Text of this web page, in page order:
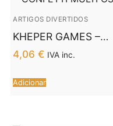
ARTIGOS DIVERTIDOS
KHEPER GAMES –
IMPERTINENTE
CONFETTI MULTI OS
4,06 € IVA inc.
Adicionar